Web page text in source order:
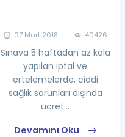
07 Mart 2018 40426
Sınava 5 haftadan az kala
yapılan iptal ve
ertelemelerde, ciddi
sağlık sorunları dışında
ücret...
Devamını Oku